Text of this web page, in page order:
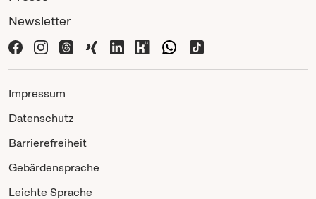
Newsletter
Impressum
Datenschutz
Barrierefreiheit
Gebärdensprache
Leichte Sprache